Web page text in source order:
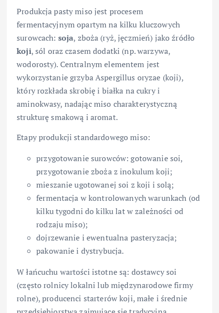
Produkcja pasty miso jest procesem
fermentacyjnym opartym na kilku kluczowych
surowcach: soja, zboża (ryż, jęczmień) jako źródło
koji, sól oraz czasem dodatki (np. warzywa,
wodorosty). Centralnym elementem jest
wykorzystanie grzyba Aspergillus oryzae (koji),
który rozkłada skrobię i białka na cukry i
aminokwasy, nadając miso charakterystyczną
strukturę smakową i aromat.
Etapy produkcji standardowego miso:
przygotowanie surowców: gotowanie soi,
przygotowanie zboża z inokulum koji;
mieszanie ugotowanej soi z koji i solą;
fermentacja w kontrolowanych warunkach (od
kilku tygodni do kilku lat w zależności od
rodzaju miso);
dojrzewanie i ewentualna pasteryzacja;
pakowanie i dystrybucja.
W łańcuchu wartości istotne są: dostawcy soi
(często rolnicy lokalni lub międzynarodowe firmy
rolne), producenci starterów koji, małe i średnie